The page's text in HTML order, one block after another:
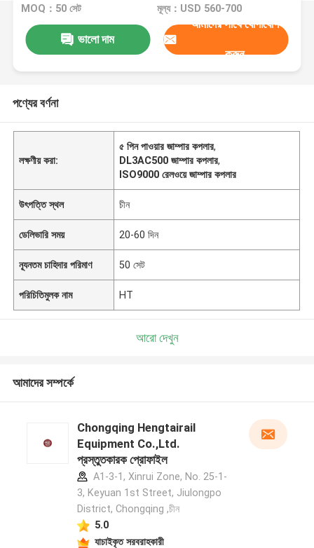
MOQ：50 সেট মূল্য：USD 560-700
ভালো দাম
আমাদের সাথে যোগাযোগ
করুন
পণ্যের বর্ণনা
লক্ষণীয় করা:
৫ পিন পাওয়ার জাম্পার কপলার,
DL3AC500 জাম্পার কপলার,
ISO9000 রেলওয়ে জাম্পার কপলার
উৎপত্তি স্থল চীন
ডেলিভারি সময় 20-60 দিন
ন্যূনতম চাহিদার পরিমাণ 50 সেট
পরিচিতিমুলক নাম HT
আরো দেখুন
আমাদের সম্পর্কে
Chongqing Hengtairail
Equipment Co.,Ltd.
প্রস্তুতকারক প্রোফাইল
A1-3-1, Xinrui Zone, No. 25-1-
3, Keyuan 1st Street, Jiulongpo
District, Chongqing ,চীন
5.0
যাচাইকৃত সরবরাহকারী